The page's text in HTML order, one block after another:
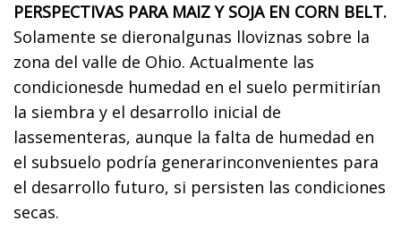
PERSPECTIVAS PARA MAIZ Y SOJA EN CORN BELT.
Solamente se dieronalgunas lloviznas sobre la
zona del valle de Ohio. Actualmente las
condicionesde humedad en el suelo permitirían
la siembra y el desarrollo inicial de
lassementeras, aunque la falta de humedad en
el subsuelo podría generarinconvenientes para
el desarrollo futuro, si persisten las condiciones
secas.